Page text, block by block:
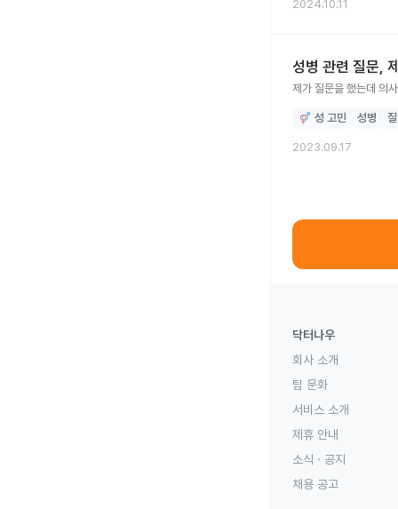
2024.10.11
성병 관련 질문,
제가 질문을 했는데 의
성 고민 성병
2023.09.17
닥터나우
회사 소개
팀 문화
서비스 소개
제휴 안내
소식 · 공지
채용 공고